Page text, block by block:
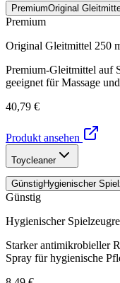
PremiumOriginal
Premium
Original Gleitmittel 250
Premium-Gleitmittel auf
geeignet für Massage
40,79 €
Produkt ansehen
Toycleaner
GünstigHygienischer
Günstig
Hygienischer
Starker antimikrobieller
Spray für hygienische